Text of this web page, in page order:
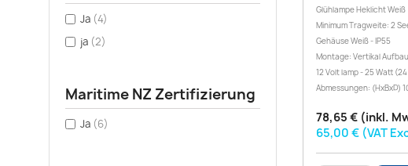
Ja (4)
ja (2)
Maritime NZ Zertifizierung
Ja (6)
Glühlampe Heklicht Weiß
Minimum Tragweite: 2
Gehäuse Weiß - IP55
Montage: Vertikal Aufbau
12 Volt lamp - 25 Watt
Abmessungen: (HxBxD)
78,65 € (inkl.
65,00 € (VAT